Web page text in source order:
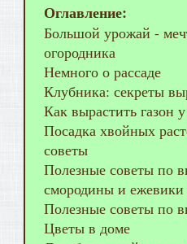
Оглавление:
Большой урожай -
огородника
Немного о рассаде
Клубника: секреты
Как вырастить газон
Посадка хвойных
советы
Полезные советы по
смородины и ежевики
Полезные советы по
Цветы в доме